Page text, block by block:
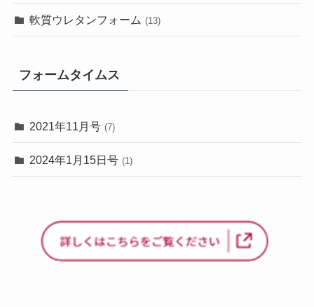
軟質ウレタンフォーム (13)
フォームタイムス
2021年11月号 (7)
2024年1月15日号 (1)